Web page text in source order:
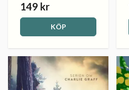
149 kr
KÖP